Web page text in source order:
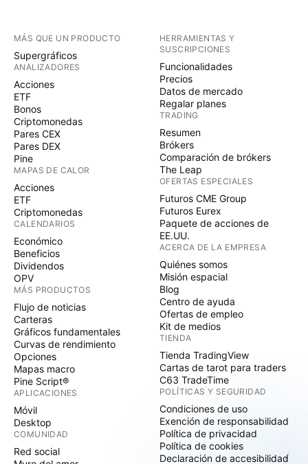
MÁS QUE UN PRODUCTO
Supergráficos
ANALIZADORES
Acciones
ETF
Bonos
Criptomonedas
Pares CEX
Pares DEX
Pine
MAPAS DE CALOR
Acciones
ETF
Criptomonedas
CALENDARIOS
Económico
Beneficios
Dividendos
OPV
MÁS PRODUCTOS
Flujo de noticias
Carteras
Gráficos fundamentales
Curvas de rendimiento
Opciones
Mapas macro
Pine Script®
APLICACIONES
Móvil
Desktop
COMUNIDAD
Red social
HERRAMIENTAS Y
SUSCRIPCIONES
Funcionalidades
Precios
Datos de mercado
Regalar planes
TRADING
Resumen
Brókers
Comparación de brókers
The Leap
OFERTAS ESPECIALES
Futuros CME Group
Futuros Eurex
Paquete de acciones de
EE.UU.
ACERCA DE LA EMPRESA
Quiénes somos
Misión espacial
Blog
Centro de ayuda
Ofertas de empleo
Kit de medios
TIENDA
Tienda TradingView
Cartas de tarot para traders
C63 TradeTime
POLÍTICAS Y SEGURIDAD
Condiciones de uso
Exención de responsabilidad
Política de privacidad
Política de cookies
Declaración de accesibilidad